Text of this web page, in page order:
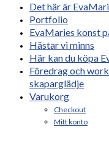
Det här är
Portfolio
EvaMaries konst
Hästar vi minns
Här kan du köpa
Föredrag och
skaparglädje
Varukorg
Checkout
Mitt konto